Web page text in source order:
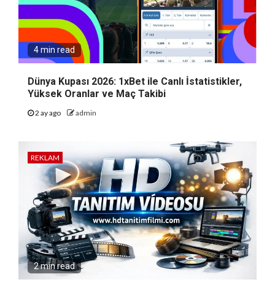
4 min read
Dünya Kupası 2026: 1xBet ile Canlı İstatistikler,
Yüksek Oranlar ve Maç Takibi
2 ay ago admin
REKLAM
2 min read